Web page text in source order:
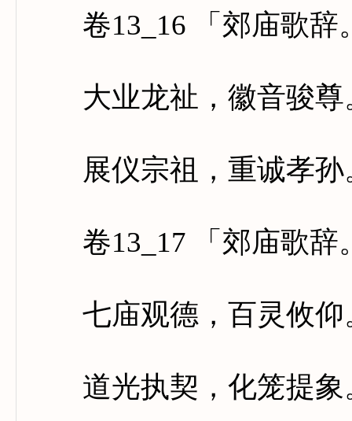
卷13_16 「郊庙歌辞
大业龙祉，徽音骏尊
展仪宗祖，重诚孝孙
卷13_17 「郊庙歌辞
七庙观德，百灵攸仰
道光执契，化笼提象